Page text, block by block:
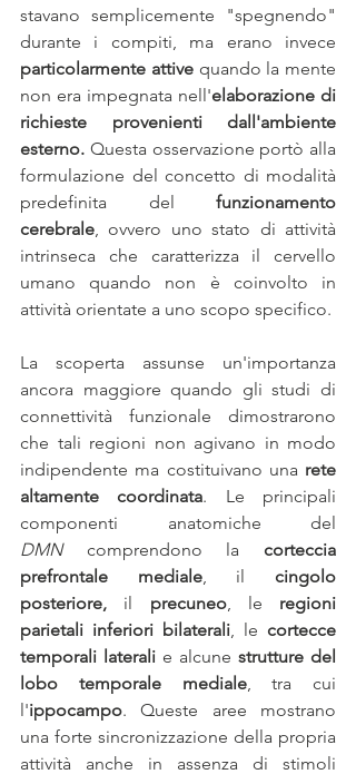
stavano semplicemente "spegnendo"
particolarmente attive quando la mente
non era impegnata nell'elaborazione di
richieste provenienti dall'ambiente
esterno. Questa osservazione portò alla
formulazione del concetto di modalità
predefinita del funzionamento
cerebrale, ovvero uno stato di attività
intrinseca che caratterizza il cervello
umano quando non è coinvolto in
attività orientate a uno scopo specifico.
La scoperta assunse un'importanza
ancora maggiore quando gli studi di
connettività funzionale dimostrarono
che tali regioni non agivano in modo
indipendente ma costituivano una rete
altamente coordinata. Le principali
DMN comprendono la corteccia
prefrontale
mediale, il cingolo
posteriore, il precuneo, le regioni
parietali inferiori bilaterali, le cortecce
temporali laterali e alcune strutture del
lobo temporale mediale, tra cui
l'ippocampo. Queste aree mostrano
una forte sincronizzazione della propria
attività anche in assenza di stimoli